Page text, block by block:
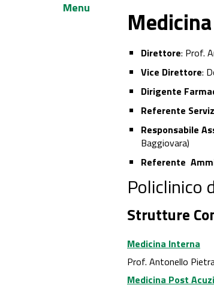
Menu
Direttore: Prof.
Vice Direttore:
Dirigente
Referente
Responsabile
Baggiovara)
Referente
Policlinico
Strutture
Medicina Interna
Prof. Antonello
Medicina Post